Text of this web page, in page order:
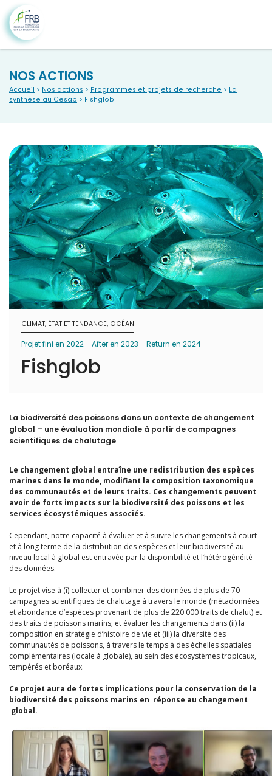
NOS ACTIONS
Accueil > Nos actions > Programmes et projets de recherche > La
synthèse au Cesab > Fishglob
CLIMAT, ÉTAT ET TENDANCE, OCÉAN
Projet fini en 2022 - After en 2023 - Return en 2024
Fishglob
La biodiversité des poissons dans un contexte de changement
global – une évaluation mondiale à partir de campagnes
scientifiques de chalutage
Le changement global entraîne une redistribution des espèces
marines dans le monde, modifiant la composition taxonomique
des communautés et de leurs traits. Ces changements peuvent
avoir de forts impacts sur la biodiversité des poissons et les
services écosystémiques associés.
Cependant, notre capacité à évaluer et à suivre les changements à court
et à long terme de la distribution des espèces et leur biodiversité au
niveau local à global est entravée par la disponibilité et l’hétérogénéité
des données.
Le projet vise à (i) collecter et combiner des données de plus de 70
campagnes scientifiques de chalutage à travers le monde (métadonnées
et abondance d’espèces provenant de plus de 220 000 traits de chalut) et
des traits de poissons marins; et évaluer les changements dans (ii) la
composition en stratégie d’histoire de vie et (iii) la diversité des
communautés de poissons, à travers le temps à des échelles spatiales
complémentaires (locale à globale), au sein des écosystèmes tropicaux,
tempérés et boréaux.
Ce projet aura de fortes implications pour la conservation de la
biodiversité des poissons marins en réponse au changement
global.